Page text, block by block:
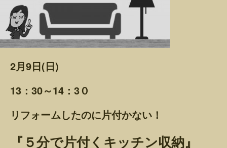
2月9日(日)
13：30～14：3０
リフォームしたのに片付かない！
『５分で片付くキッチン収納』